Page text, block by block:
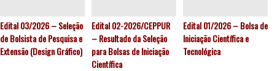
Edital 03/2026 – Seleção
de Bolsista de Pesquisa e
Extensão (Design Gráfico)
Edital 02-2026/CEPPUR
– Resultado da Seleção
para Bolsas de Iniciação
Científica
Edital 01/2026 – Bolsa de
Iniciação Científica e
Tecnológica